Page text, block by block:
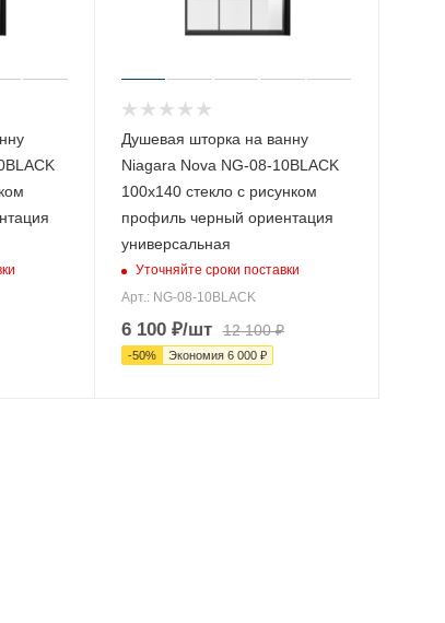
Душевая шторка на ванну
Niagara Nova NG-08-10BLACK
100х140 стекло с рисунком
профиль черный ориентация
универсальная
Уточняйте сроки поставки
Арт.: NG-08-10BLACK
6 100₽/шт 12 100₽
-50% Экономия 6 000₽